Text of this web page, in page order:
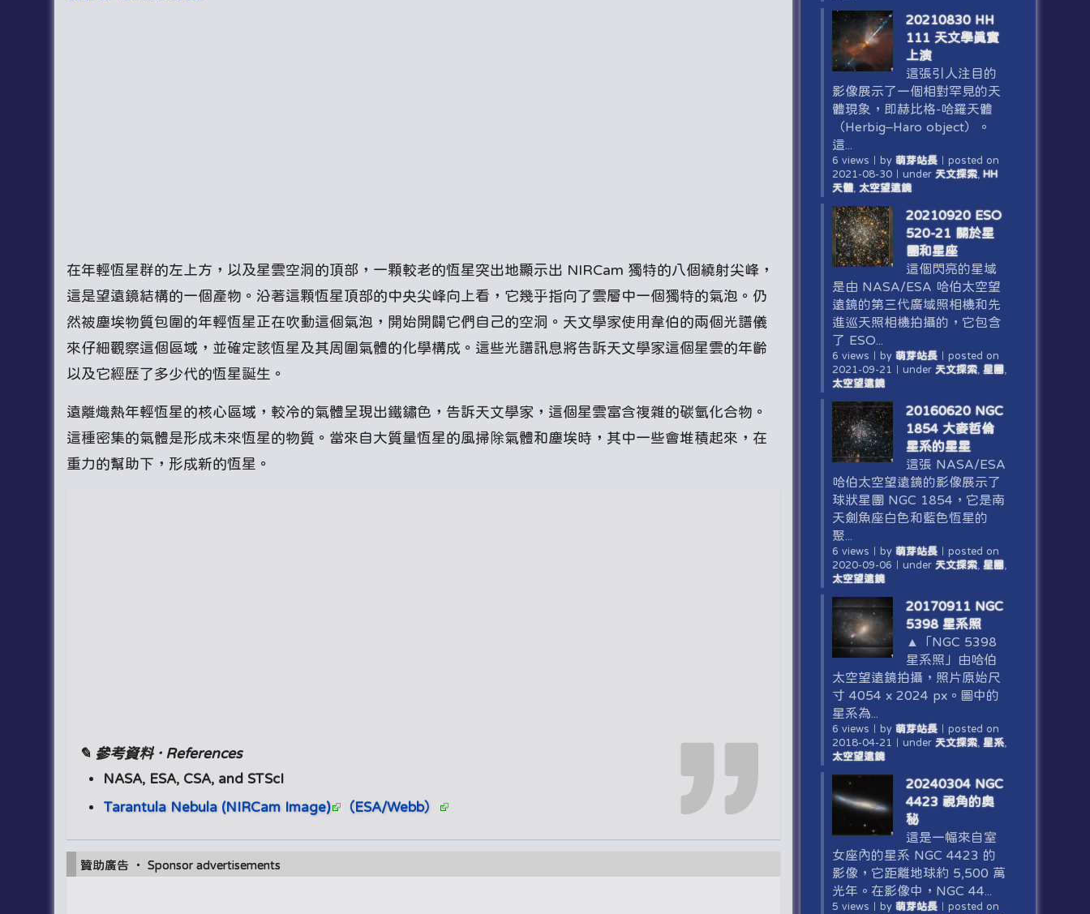
在年輕恆星群的左上方，以及星雲空洞的頂部，一顆較老的恆星突出地顯示出 NIRCam 獨特的八個繞射尖峰，
這是望遠鏡結構的一個產物。沿著這顆恆星頂部的中央尖峰向上看，它幾乎指向了雲層中一個獨特的氣泡。仍
然被塵埃物質包圍的年輕恆星正在吹動這個氣泡，開始開闢它們自己的空洞。天文學家使用韋伯的兩個光譜儀
來仔細觀察這個區域，並確定該恆星及其周圍氣體的化學構成。這些光譜訊息將告訴天文學家這個星雲的年齡
以及它經歷了多少代的恆星誕生。
遠離熾熱年輕恆星的核心區域，較冷的氣體呈現出鐵鏽色，告訴天文學家，這個星雲富含複雜的碳氫化合物。
這種密集的氣體是形成未來恆星的物質。當來自大質量恆星的風掃除氣體和塵埃時，其中一些會堆積起來，在
重力的幫助下，形成新的恆星。
✎ 參考資料 · References
NASA, ESA, CSA, and STScI
Tarantula Nebula (NIRCam Image) （ESA/Webb）
贊助廣告 ‧ Sponsor advertisements
20210830 HH
111 天文學真實
上演
這張引人注目的
影像展示了一個相對罕見的天
體現象，即赫比格-哈羅天體
（Herbig–Haro object）。
這...
6 views by 萌芽站長｜ posted on
2021-08-30｜ under 天文探索, HH
天體, 太空望遠鏡
20210920 ESO
520-21 關於星
團和星座
這個閃亮的星域
是由 NASA/ESA 哈伯太空望
遠鏡的第三代廣域照相機和先
進巡天照相機拍攝的，它包含
了 ESO...
6 views by 萌芽站長｜ posted on
2021-09-21
under 天文探索, 星團,
太空望遠鏡
20160620 NGC
1854 大麥哲倫
星系的星星
這張 NASA/ESA
哈伯太空望遠鏡的影像展示了
球狀星團 NGC 1854，它是南
天劍魚座白色和藍色恆星的
聚...
6 views by 萌芽站長｜ posted on
2020-09-06
under 天文探索, 星團,
太空望遠鏡
20170911 NGC
5398 星系照
▲「NGC 5398
星系照」由哈伯
太空望遠鏡拍攝，照片原始尺
寸 4054 x 2024 px。圖中的
星系為...
6 views by 萌芽站長｜ posted on
2018-04-21
under 天文探索, 星系,
太空望遠鏡
20240304 NGC
4423 視角的奧
秘
這是一幅來自室
女座內的星系 NGC 4423 的
影像，它距離地球約 5,500 萬
光年。在影像中，NGC 44...
5 views by 萌芽站長｜ posted on